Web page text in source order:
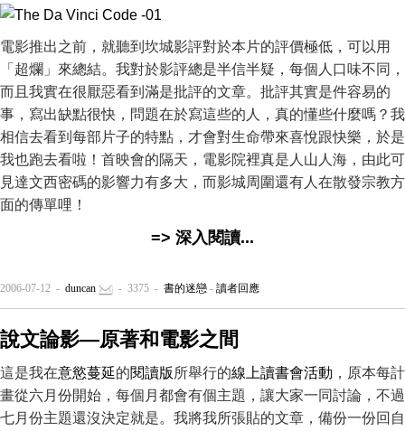
電影推出之前，就聽到坎城影評對於本片的評價極低，可以用
「超爛」來總結。我對於影評總是半信半疑，每個人口味不同，
而且我實在很厭惡看到滿是批評的文章。批評其實是件容易的
事，寫出缺點很快，問題在於寫這些的人，真的懂些什麼嗎？我
相信去看到每部片子的特點，才會對生命帶來喜悅跟快樂，於是
我也跑去看啦！首映會的隔天，電影院裡真是人山人海，由此可
見達文西密碼的影響力有多大，而影城周圍還有人在散發宗教方
面的傳單哩！
=> 深入閱讀...
2006-07-12 - duncan - 3375 - 書的迷戀 - 讀者回應
說文論影—原著和電影之間
這是我在意慾蔓延的閱讀版 所舉行的線上讀書會活動 ，原本每計
畫從六月份開始，每個月都會有個主題，讓大家一同討論，不過
七月份主題還沒決定就是。我將我所張貼的文章，備份一份回自